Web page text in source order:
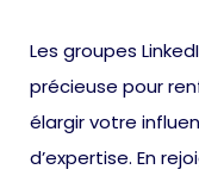
Les groupes
précieuse pour
élargir votre
d’expertise. En